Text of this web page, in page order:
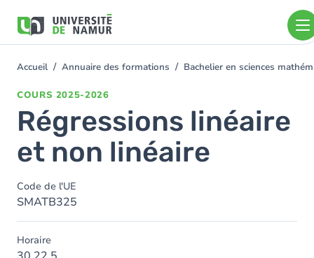
contenu
You
Accueil Annuaire des formations Bachelier en sciences
COURS 2025-2026
Régressions linéaire
et non linéaire
Code de l'UE
SMATB325
Horaire